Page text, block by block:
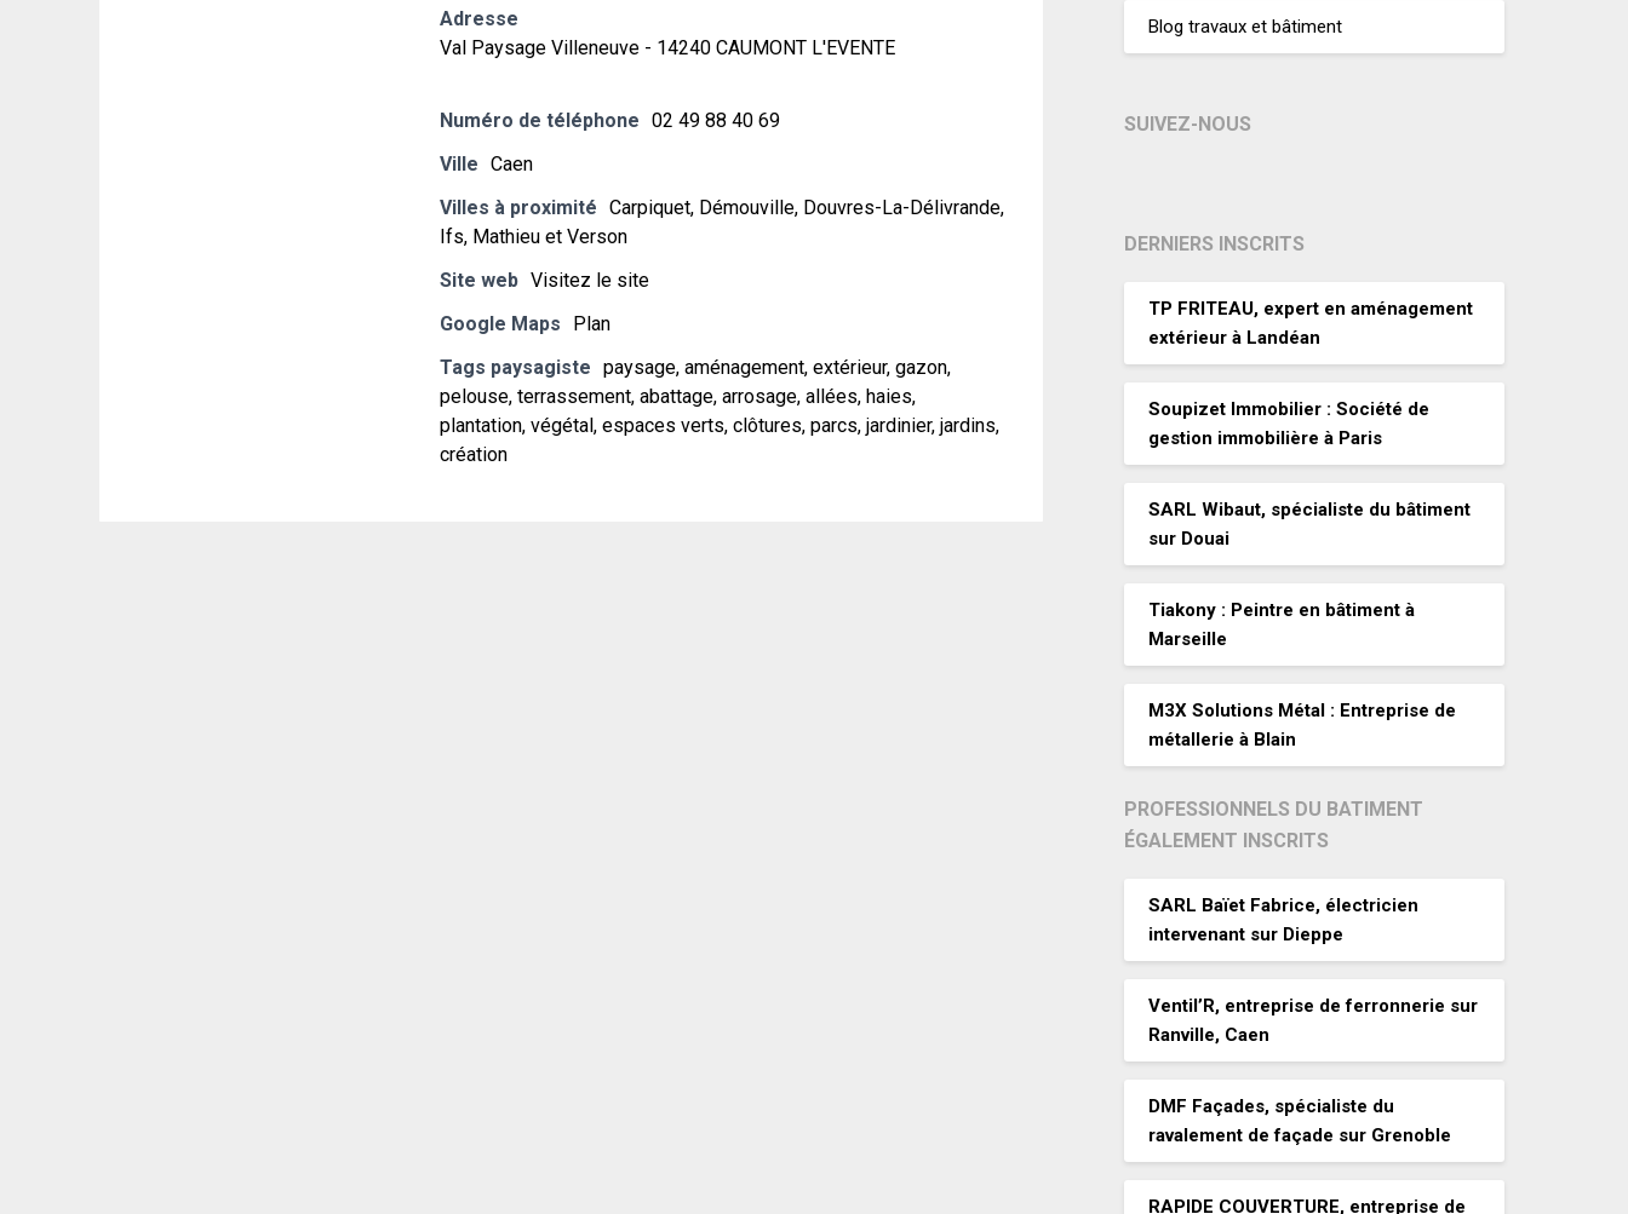
Adresse
Val Paysage Villeneuve - 14240 CAUMONT L'EVENTE
Numéro de téléphone 02 49 88 40 69
Ville Caen
Villes à proximité Carpiquet, Démouville, Douvres-La-Délivrande,
Ifs, Mathieu et Verson
Site web Visitez le site
Google Maps
Plan
Tags paysagiste paysage, aménagement, extérieur, gazon,
pelouse, terrassement, abattage, arrosage, allées, haies,
plantation, végétal, espaces verts, clôtures, parcs, jardinier, jardins,
création
Blog travaux et bâtiment
SUIVEZ-NOUS
DERNIERS INSCRITS
TP FRITEAU, expert en aménagement
extérieur à Landéan
Soupizet Immobilier : Société de
gestion immobilière à Paris
SARL Wibaut, spécialiste du bâtiment
sur Douai
Tiakony : Peintre en bâtiment à
Marseille
M3X Solutions Métal : Entreprise de
métallerie à Blain
PROFESSIONNELS DU BATIMENT
ÉGALEMENT INSCRITS
SARL Baïet Fabrice, électricien
intervenant sur Dieppe
Ventil’R, entreprise de ferronnerie sur
Ranville, Caen
DMF Façades, spécialiste du
ravalement de façade sur Grenoble
RAPIDE COUVERTURE, entreprise de